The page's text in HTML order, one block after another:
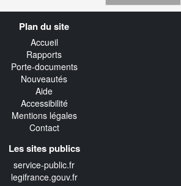
Plan du site
Accueil
Rapports
Porte-documents
Nouveautés
Aide
Accessibilité
Mentions légales
Contact
Les sites publics
service-public.fr
legifrance.gouv.fr